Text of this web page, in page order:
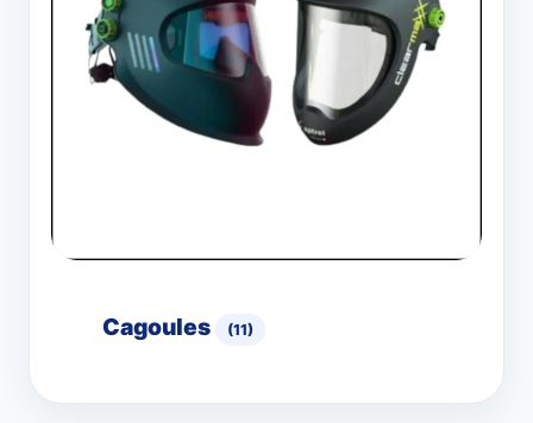
Cagoules (11)